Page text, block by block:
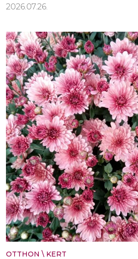
2026.07.26.
OTTHON \ KERT